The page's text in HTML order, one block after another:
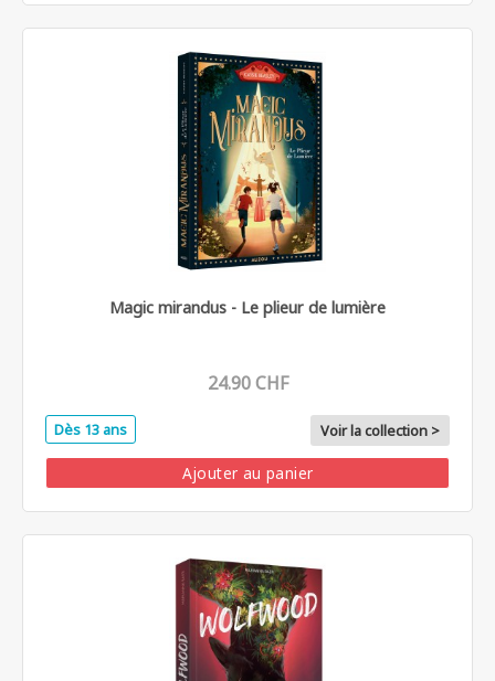
Magic mirandus - Le plieur de lumière
24.90 CHF
Dès 13 ans Voir la collection >
Ajouter au panier